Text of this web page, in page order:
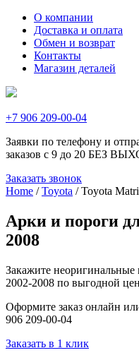
О компании
Доставка и оплата
Обмен и возврат
Контакты
Магазин деталей
+7 906 209-00-04
Заявки по телефону и
заказов с 9 до 20 БЕЗ
Заказать звонок
Home /Toyota / Toyota
Арки и пороги
2008
Закажите
2002-2008 по выгодной
Оформите заказ онлайн
906 209-00-04
Заказать в 1 клик